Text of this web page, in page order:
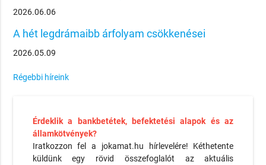
2026.06.06
A hét legdrámaibb árfolyam csökkenései
2026.05.09
Régebbi híreink
Érdeklik a bankbetétek, befektetési alapok és az
államkötvények?
Iratkozzon fel a jokamat.hu hírlevelére! Kéthetente
küldünk egy rövid összefoglalót az aktuális